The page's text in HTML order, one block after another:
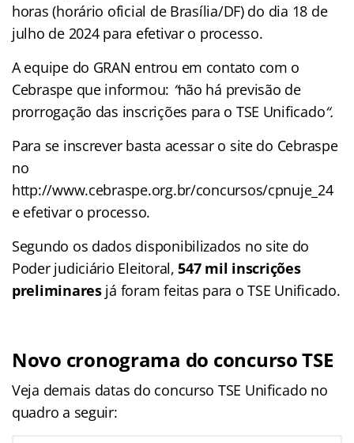
horas (horário oficial de Brasília/DF) do dia 18 de
julho de 2024 para efetivar o processo.
A equipe do GRAN entrou em contato com o
Cebraspe que informou: “não há previsão de
prorrogação das inscrições para o TSE Unificado“.
Para se inscrever basta acessar o site do Cebraspe
no
http://www.cebraspe.org.br/concursos/cpnuje_24
e efetivar o processo.
Segundo os dados disponibilizados no site do
Poder judiciário Eleitoral,547 mil inscrições
preliminaresjá foram feitas para o TSE Unificado.
Novo cronograma do concurso TSE
Veja demais datas do concurso TSE Unificado no
quadro a seguir: